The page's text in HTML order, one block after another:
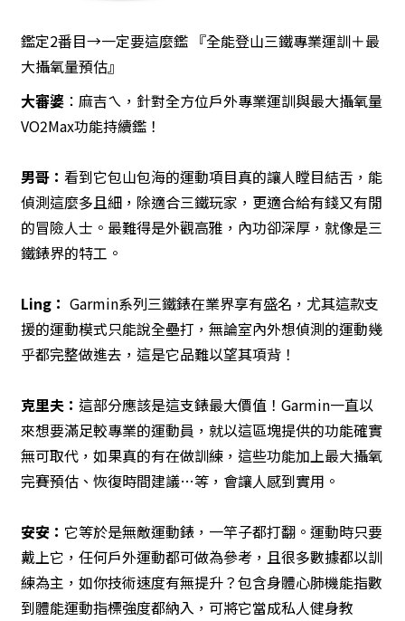
鑑定2番目→一定要這麼鑑 『全能登山三鐵專業運訓＋最
大攝氧量預估』
大審婆：麻吉ㄟ，針對全方位戶外專業運訓與最大攝氧量
VO2Max功能持續鑑！
男哥： 看到它包山包海的運動項目真的讓人瞠目結舌，能
偵測這麼多且細，除適合三鐵玩家，更適合給有錢又有閒
的冒險人士。最難得是外觀高雅，內功卻深厚，就像是三
鐵錶界的特工。
Ling： Garmin系列三鐵錶在業界享有盛名，尤其這款支
援的運動模式只能說全壘打，無論室內外想偵測的運動幾
乎都完整做進去，這是它品難以望其項背！
克里夫： 這部分應該是這支錶最大價值！Garmin一直以
來想要滿足較專業的運動員，就以這區塊提供的功能確實
無可取代，如果真的有在做訓練，這些功能加上最大攝氧
完賽預估、恢復時間建議…等，會讓人感到實用。
安安： 它等於是無敵運動錶，一竿子都打翻。運動時只要
戴上它，任何戶外運動都可做為參考，且很多數據都以訓
練為主，如你技術速度有無提升？包含身體心肺機能指數
到體能運動指標強度都納入，可將它當成私人健身教